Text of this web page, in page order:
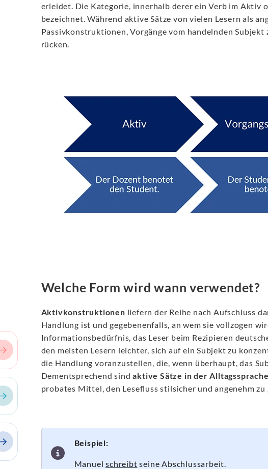
erleidet. Die Kategorie, innerhalb derer ein Verb im Aktiv
bezeichnet. Während aktive Sätze von vielen Lesern als
Passivkonstruktionen, Vorgänge vom handelnden
rücken.
Welche Form wird wann verwendet?
Aktivkonstruktionen liefern der Reihe nach Aufschluss
Handlung ist und gegebenenfalls, an wem sie vollzogen
Informationsbedürfnis, das Leser beim Rezipieren
den meisten Lesern leichter, sich auf ein Subjekt zu
die Handlung voranzustellen, die, wenn überhaupt, das
Dementsprechend sindaktive Sätze in der
probates Mittel, den Lesefluss stilsicher und angenehm zu
Beispiel:
Manuelschreibt seine Abschlussarbeit.